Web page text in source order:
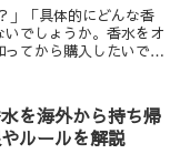
」「具体的にどんな香
でしょうか。香水をオ
てから購入したいです
水を海外から持ち帰
ルールを解説